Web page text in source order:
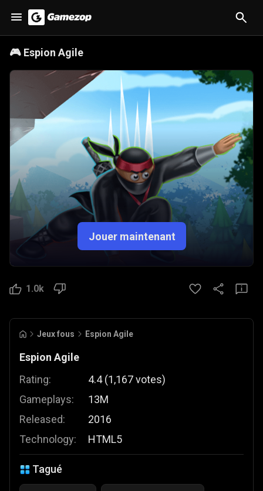
🎮 Espion Agile
Jouer maintenant
1.0k
Jeux fous Espion Agile
Espion Agile
Rating:
Gameplays:
Released:
Technology:
4.4 (1,167votes)
13M
2016
HTML5
Tagué